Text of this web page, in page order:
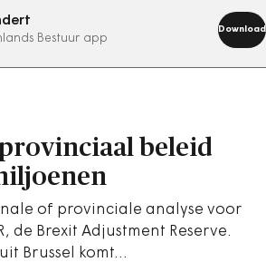
Bestuur app
Download
nu
beleid
of provinciale analyse voor
de Brexit Adjustment Reserve.
Brussel komt…